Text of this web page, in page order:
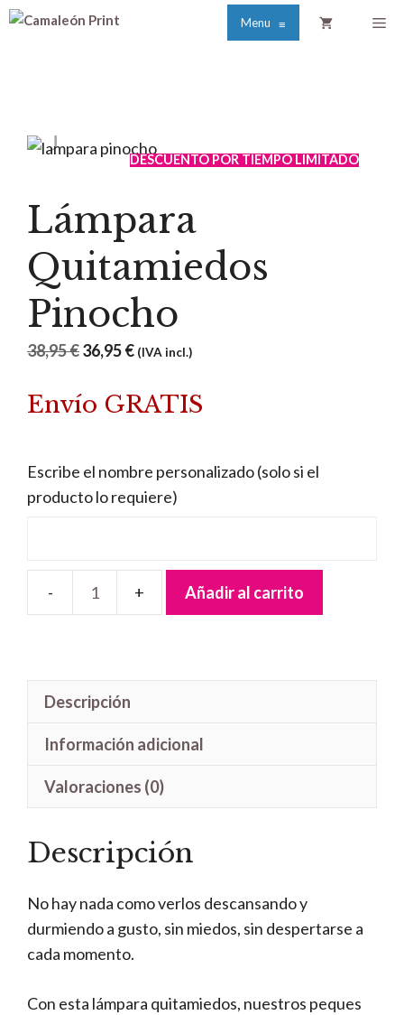
Saltar
Menu ≡
DESCUENTO POR TIEMPO LIMITADO
Lámpara
Quitamiedos
Pinocho
38,95€El
original
36,95€El
actual
(IVA incl.)
Envío GRATIS
Escribe el nombre personalizado (solo si el
producto lo requiere)
Lámpara
cantidad
Añadir al carrito
Descripción
Información adicional
Valoraciones (0)
Descripción
No hay nada como verlos descansando y
durmiendo a gusto, sin miedos, sin despertarse a
cada momento.
Con esta lámpara quitamiedos, nuestros peques